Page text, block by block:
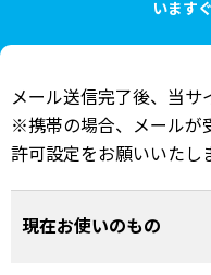
います
メール送信完了後、当サ
※携帯の場合、メールが
許可設定をお願いいたし
現在お使いのもの